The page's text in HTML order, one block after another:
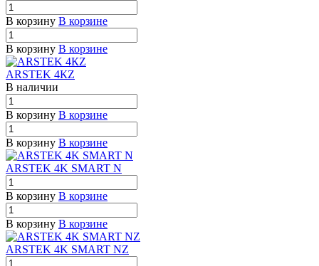
В корзину В корзине
В корзину В корзине
ARSTEK 4КZ
В наличии
В корзину В корзине
В корзину В корзине
ARSTEK 4K SMART N
В корзину В корзине
В корзину В корзине
ARSTEK 4K SMART NZ